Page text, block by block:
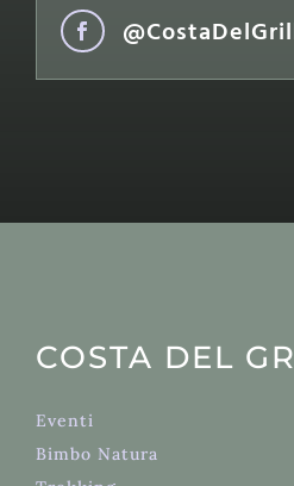

COSTA DEL
Eventi
Bimbo Natura